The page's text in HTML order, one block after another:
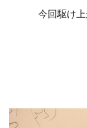
今回駆け